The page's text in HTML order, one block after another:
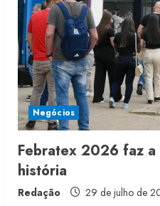
Negócios
Febratex 2026 faz
história
Redação 29 de julho de